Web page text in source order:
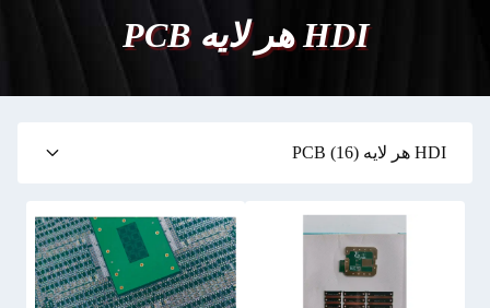
HDI هر لایه PCB
HDI هر لایه PCB (16)